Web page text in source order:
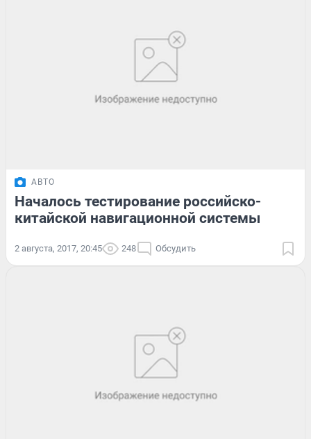
АВТО
Началось тестирование российско-
китайской навигационной системы
2 августа, 2017, 20:45 248 Обсудить